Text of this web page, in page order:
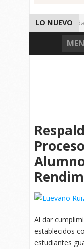
LO NUEVO
Detienen a
Presenta Presidenta
Al dar
establecidos
estudiantes